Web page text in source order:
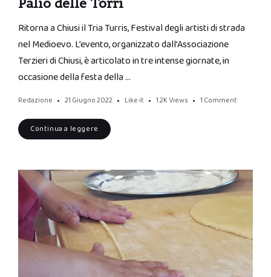
Palio delle Torri
Ritorna a Chiusi il Tria Turris, Festival degli artisti di strada
nel Medioevo. L’evento, organizzato dall’Associazione
Terzieri di Chiusi, è articolato in tre intense giornate, in
occasione della festa della …
Redazione 21 Giugno 2022 Like it 1.2K Views 1 Comment
Continua a leggere